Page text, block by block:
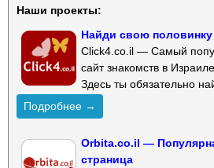
Наши проекты:
Найди свою половинку
Click4.co.il — Самый
сайт знакомств в
Здесь ты обязательно
Подробнее →
Orbita.co.il —
страница